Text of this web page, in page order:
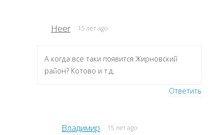
Heer 15 лет ago
А когда все таки появится Жирновский
район? Котово и т.д.
Ответить
Владимир 15 лет ago